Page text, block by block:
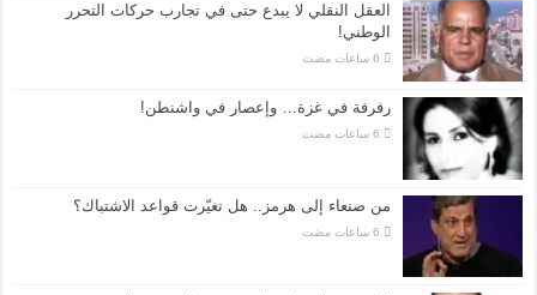
العقل النقلي لا يبدع حتى في تجارب حركات التحرر
الوطني!
رفرفة في غزة… وإعصار في واشنطن!
من صنعاء إلى هرمز.. هل تغيّرت قواعد الاشتباك؟